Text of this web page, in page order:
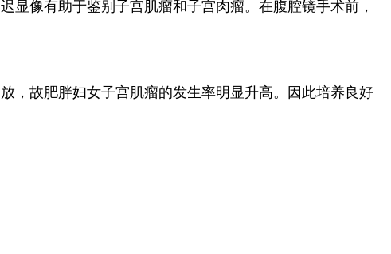
像有助于鉴别子宫肌瘤和子宫肉瘤。在腹腔镜手术前，
故肥胖妇女子宫肌瘤的发生率明显升高。因此培养良好